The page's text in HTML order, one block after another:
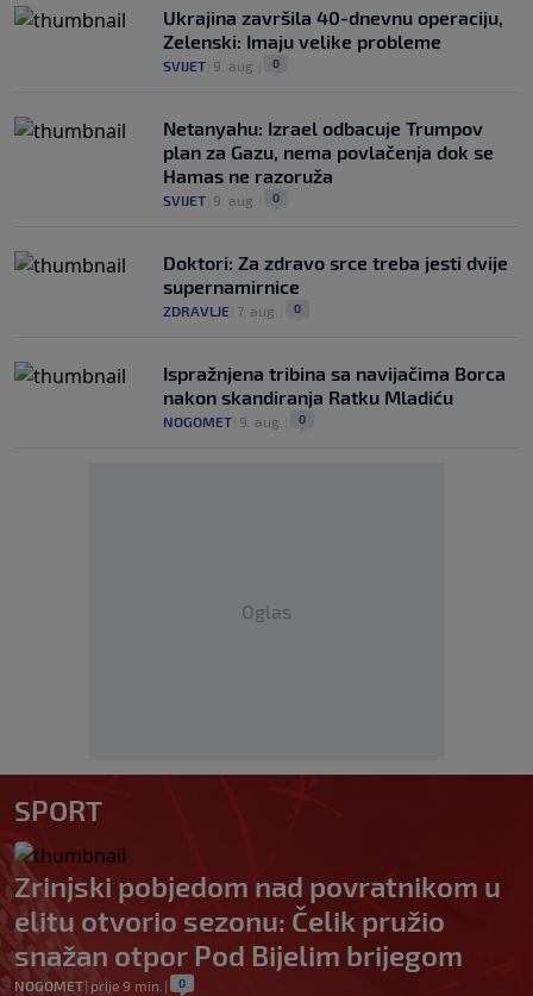
Ukrajina završila 40-dnevnu operaciju,
Zelenski: Imaju velike probleme
SVIJET 9. aug. 0
Netanyahu: Izrael odbacuje Trumpov
plan za Gazu, nema povlačenja dok se
Hamas ne razoruža
SVIJET 9. aug. 0
Doktori: Za zdravo srce treba jesti dvije
supernamirnice
ZDRAVLJE 7. aug. 0
Ispražnjena tribina sa navijačima Borca
nakon skandiranja Ratku Mladiću
NOGOMET 9. aug. 0
Oglas
SPORT
Zrinjski pobjedom nad povratnikom u
elitu otvorio sezonu: Čelik pružio
snažan otpor Pod Bijelim brijegom
NOGOMET| prije 9 min. | 0